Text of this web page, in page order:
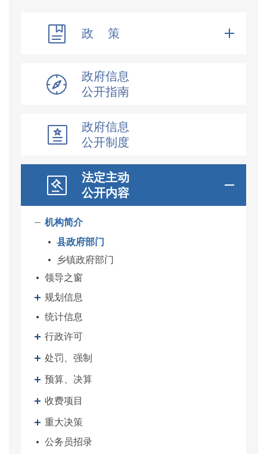
政 策
政府信息
公开指南
政府信息
公开制度
法定主动
公开内容
机构简介
县政府部门
乡镇政府部门
领导之窗
规划信息
统计信息
行政许可
处罚、强制
预算、决算
收费项目
重大决策
公务员招录